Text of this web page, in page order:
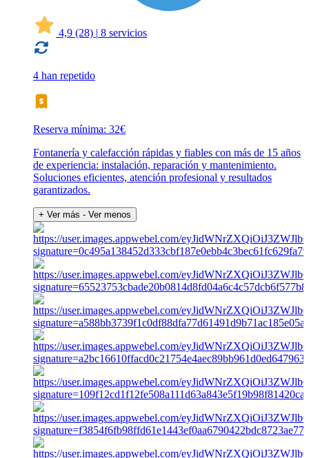
4,9 (28) | 8 servicios
4 han repetido
Reserva mínima: 32€
Fontanería y calefacción rápidas y fiables con más de 15 años
de experiencia: instalación, reparación y mantenimiento.
Soluciones eficientes, atención profesional y resultados
garantizados.
+ Ver más - Ver menos